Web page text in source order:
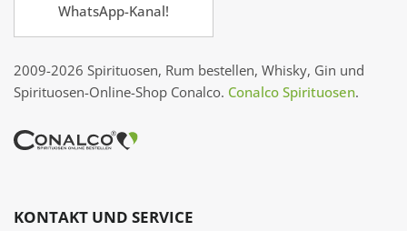
WhatsApp-Kanal!
2009-2026 Spirituosen, Rum bestellen, Whisky, Gin und
Spirituosen-Online-Shop Conalco. Conalco Spirituosen.
KONTAKT UND SERVICE